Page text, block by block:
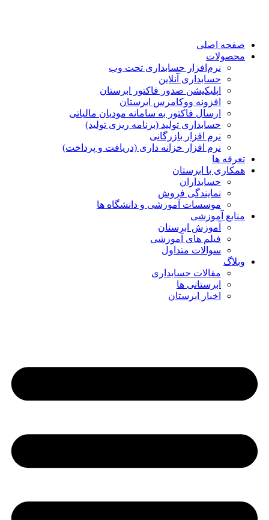
صفحه اصلی
محصولات
نرم‌افزار حسابداری تحت وب
حسابداری آنلاین
اپلیکیشن صدور فاکتور ابرستان
افزونه ووکامرس ابرستان
ارسال فاکتور به سامانه مودیان مالیاتی
حسابداری تولید (برنامه ریزی تولید)
نرم افزار بازرگانی
نرم افزار خزانه داری (دریافت و پرداخت)
تعرفه ها
همکاری با ابرستان
حسابداران
نمایندگی فروش
موسسات آموزشی و دانشگاه ها
منابع آموزشی
آموزش ابرستان
فیلم های آموزشی
سوالات متداول
وبلاگ
مقالات حسابداری
ابرستانی ها
اخبار ابرستان